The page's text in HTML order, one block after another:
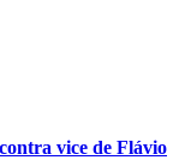
vice de Flávio